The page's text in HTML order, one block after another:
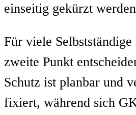
einseitig gekürzt
Für viele
zweite Punkt
Schutz ist planbar und
fixiert, während sich